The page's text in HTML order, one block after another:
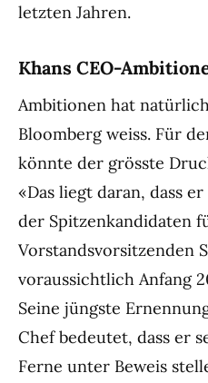
letzten Jahren.
Khans CEO-
Ambitionen hat
Bloomberg weiss. Für
könnte der grösste
«Das liegt daran, dass
der Spitzenkandidaten
Vorstandsvorsitzenden
voraussichtlich Anfang
Seine jüngste
Chef bedeutet, dass er
Ferne unter Beweis